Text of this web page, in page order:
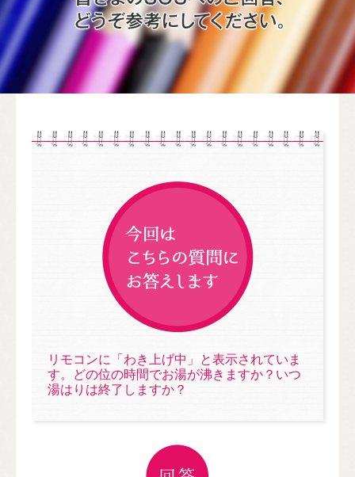
リモコンに「わき上げ中」と表示されていま
す。どの位の時間でお湯が沸きますか？いつ
湯はりは終了しますか？